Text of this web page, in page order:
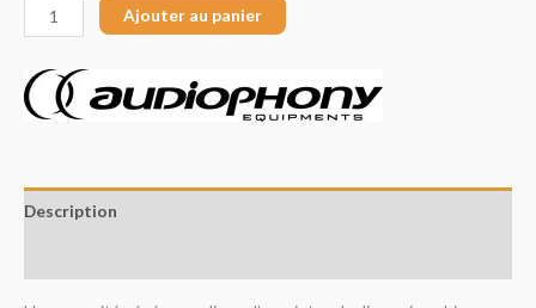
Ajouter au panier
Description